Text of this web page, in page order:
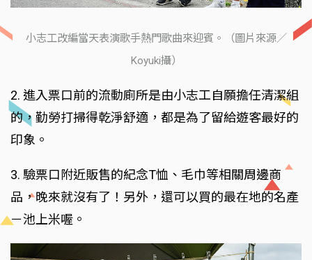
小志工改編當天表演歌手熱門歌曲來迎賓。（圖片來源／
Koyuki攝）
2. 進入票口前的流動廁所是由小志工自願擔任清潔組
的，勤勞打掃得乾淨舒適，都是為了留給遊客最好的
印象。
3. 驗票口附近販售的紀念T恤、毛巾等相關周邊商
品，晚來就沒有了！另外，還可以買的最在地的名產
－池上米喔。